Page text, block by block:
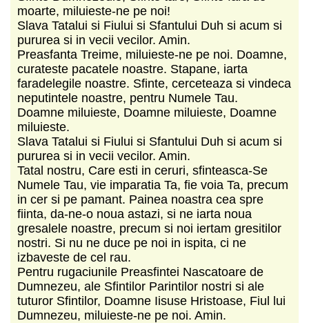
moarte, miluieste-ne pe noi!
Slava Tatalui si Fiului si Sfantului Duh si acum si
pururea si in vecii vecilor. Amin.
Preasfanta Treime, miluieste-ne pe noi. Doamne,
curateste pacatele noastre. Stapane, iarta
faradelegile noastre. Sfinte, cerceteaza si vindeca
neputintele noastre, pentru Numele Tau.
Doamne miluieste, Doamne miluieste, Doamne
miluieste.
Slava Tatalui si Fiului si Sfantului Duh si acum si
pururea si in vecii vecilor. Amin.
Tatal nostru, Care esti in ceruri, sfinteasca-Se
Numele Tau, vie imparatia Ta, fie voia Ta, precum
in cer si pe pamant. Painea noastra cea spre
fiinta, da-ne-o noua astazi, si ne iarta noua
gresalele noastre, precum si noi iertam gresitilor
nostri. Si nu ne duce pe noi in ispita, ci ne
izbaveste de cel rau.
Pentru rugaciunile Preasfintei Nascatoare de
Dumnezeu, ale Sfintilor Parintilor nostri si ale
tuturor Sfintilor, Doamne Iisuse Hristoase, Fiul lui
Dumnezeu, miluieste-ne pe noi. Amin.